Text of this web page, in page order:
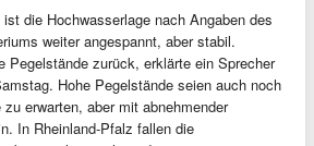
die Hochwasserlage nach Angaben des
weiter angespannt, aber stabil.
Pegelstände zurück, erklärte ein Sprecher
Hohe Pegelstände seien auch noch
erwarten, aber mit abnehmender
In Rheinland-Pfalz fallen die